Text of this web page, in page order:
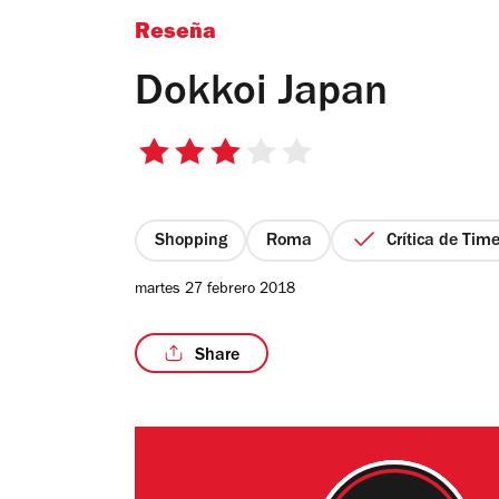
Reseña
Dokkoi Japan
3
estrellas
Shopping Roma Crítica de
martes 27 febrero 2018
Share